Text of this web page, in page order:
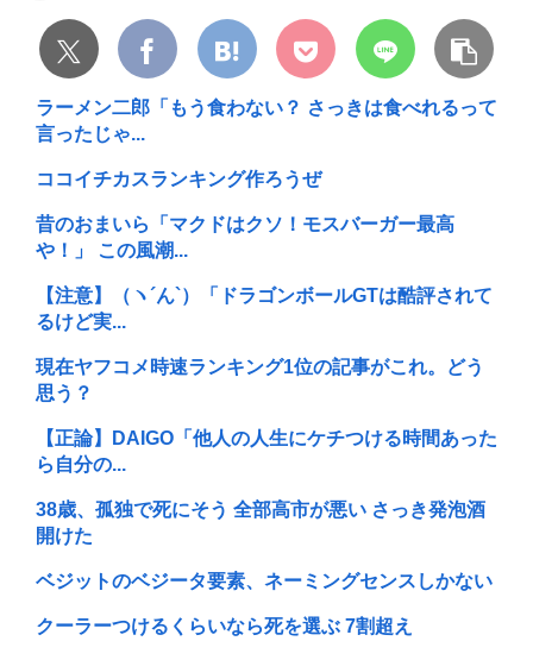
ラーメン二郎「もう食わない？ さっきは食べれるって
言ったじゃ...
ココイチカスランキング作ろうぜ
昔のおまいら「マクドはクソ！モスバーガー最高
や！」 この風潮...
【注意】（ヽ´ん`）「ドラゴンボールGTは酷評されて
るけど実...
現在ヤフコメ時速ランキング1位の記事がこれ。どう
思う？
【正論】DAIGO「他人の人生にケチつける時間あった
ら自分の...
38歳、孤独で死にそう 全部高市が悪い さっき発泡酒
開けた
ベジットのベジータ要素、ネーミングセンスしかない
クーラーつけるくらいなら死を選ぶ 7割超え